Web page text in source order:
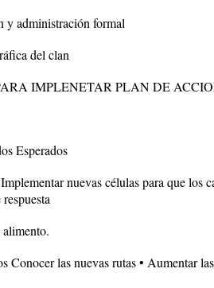
y administración formal
del clan
IMPLENETAR PLAN DE
Esperados
nuevas células para que los
Conocer las nuevas rutas • Aumentar